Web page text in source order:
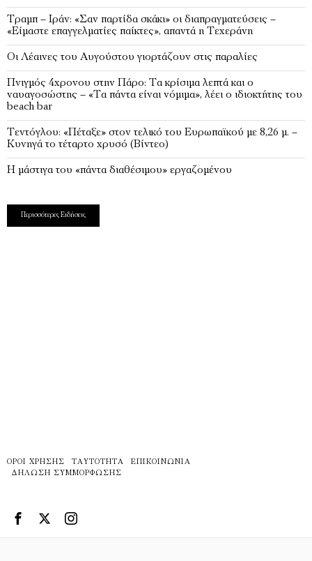
Τραμπ – Ιράν: «Σαν παρτίδα σκάκι» οι διαπραγματεύσεις –
«Είμαστε επαγγελματίες παίκτες», απαντά η Τεχεράνη
Οι Λέαινες του Αυγούστου γιορτάζουν στις παραλίες
Πνιγμός 4χρονου στην Πάρο: Τα κρίσιμα λεπτά και ο
ναυαγοσώστης – «Τα πάντα είναι νόμιμα», λέει ο ιδιοκτήτης του
beach bar
Τεντόγλου: «Πέταξε» στον τελικό του Ευρωπαϊκού με 8,26 μ. –
Κυνηγά το τέταρτο χρυσό (Βίντεο)
Η μάστιγα του «πάντα διαθέσιμου» εργαζομένου
Περισσότερες Ειδήσεις
ΌΡΟΙ ΧΡΉΣΗΣ ΤΑΥΤΌΤΗΤΑ
ΕΠΙΚΟΙΝΩΝΊΑ
ΔΉΛΩΣΗ ΣΥΜΜΌΡΦΩΣΗΣ